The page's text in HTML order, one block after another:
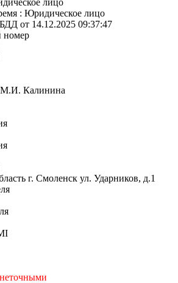
: Юридическое лицо
от 14.12.2025 09:37:47
номер
Калинина
г. Смоленск ул. Ударников, д.1